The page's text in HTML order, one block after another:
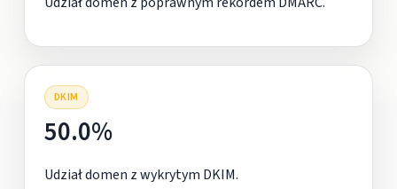
DKIM
50.0%
Udział domen z wykrytym DKIM.